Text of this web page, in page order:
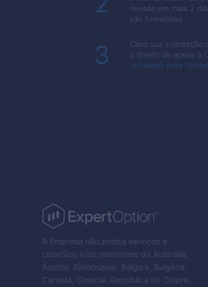
revisão em mais 2
são fornecidas.
3
Caso sua solicitação
o direito de apelar à
utilizando este
A Empresa não presta serviços a
cidadãos e/ou residentes da Austrália,
Áustria, Bielorrússia, Bélgica, Bulgária,
Canadá, Croácia, República de Chipre,